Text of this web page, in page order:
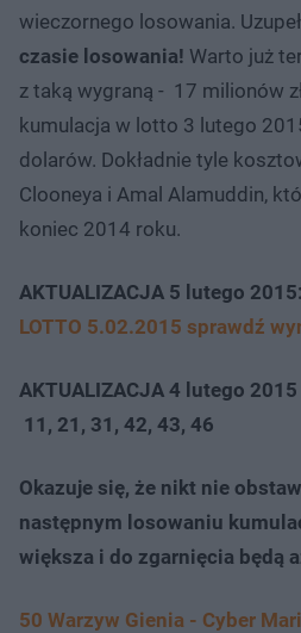
wieczornego losowania.
czasie losowania! Warto już
z taką wygraną - 17 milionów
kumulacja w lotto 3 lutego
dolarów. Dokładnie tyle
Clooneya i Amal Alamuddin,
koniec 2014 roku.
AKTUALIZACJA 5 lutego 2015:
LOTTO 5.02.2015 sprawdź
AKTUALIZACJA 4 lutego
11, 21, 31, 42, 43, 46
Okazuje się, że nikt nie
następnym losowaniu
większa i do zgarnięcia będą
50 Warzyw Gienia - Cyber